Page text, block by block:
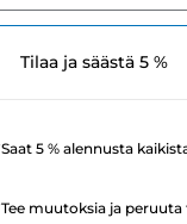
Tilaa ja säästä 5 %
Saat 5 % alennusta
Tee muutoksia ja